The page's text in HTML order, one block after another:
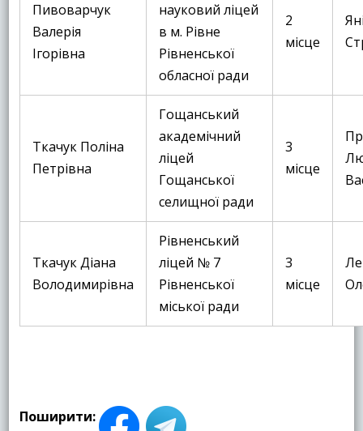
Пивоварчук
Валерія
Ігорівна
науковий ліцей
в м. Рівне
Рівненської
обласної ради
2
місце
Ткачук Поліна
Петрівна
Гощанський
академічний
ліцей
Гощанської
селищної ради
3
місце
Ткачук Діана
Володимирівна
Рівненський
ліцей № 7
Рівненської
міської ради
3
місце
Поширити: